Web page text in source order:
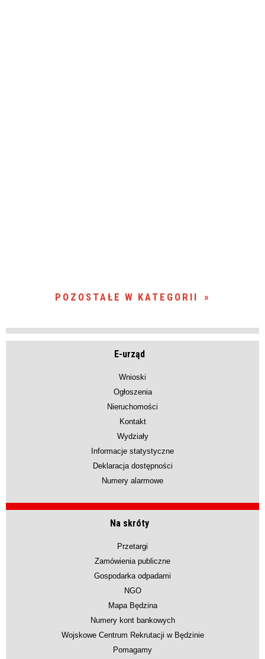
POZOSTAŁE W KATEGORII
E-urząd
Wnioski
Ogłoszenia
Nieruchomości
Kontakt
Wydziały
Informacje statystyczne
Deklaracja dostępności
Numery alarmowe
Na skróty
Przetargi
Zamówienia publiczne
Gospodarka odpadami
NGO
Mapa Będzina
Numery kont bankowych
Wojskowe Centrum Rekrutacji w Będzinie
Pomagamy